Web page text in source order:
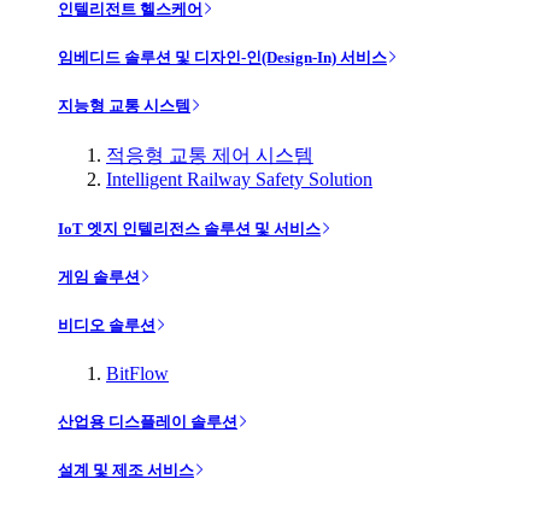
인텔리전트 헬스케어
임베디드 솔루션 및 디자인-인(Design-In) 서비스
지능형 교통 시스템
적응형 교통 제어 시스템
Intelligent Railway Safety Solution
IoT 엣지 인텔리전스 솔루션 및 서비스
게임 솔루션
비디오 솔루션
BitFlow
산업용 디스플레이 솔루션
설계 및 제조 서비스